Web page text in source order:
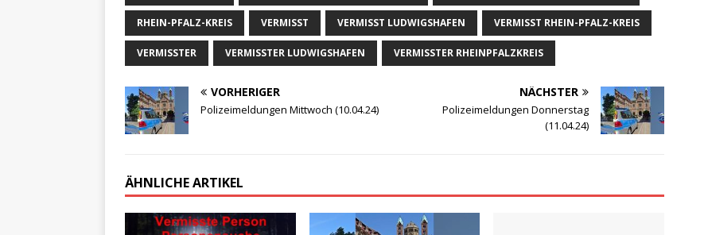
RHEIN-PFALZ-KREIS VERMISST VERMISST LUDWIGSHAFEN VERMISST RHEIN-PFALZ-KREIS
VERMISSTER VERMISSTER LUDWIGSHAFEN VERMISSTER RHEINPFALZKREIS
VORHERIGER
Polizeimeldungen Mittwoch (10.04.24)
NÄCHSTER
Polizeimeldungen Donnerstag
(11.04.24)
ÄHNLICHE ARTIKEL